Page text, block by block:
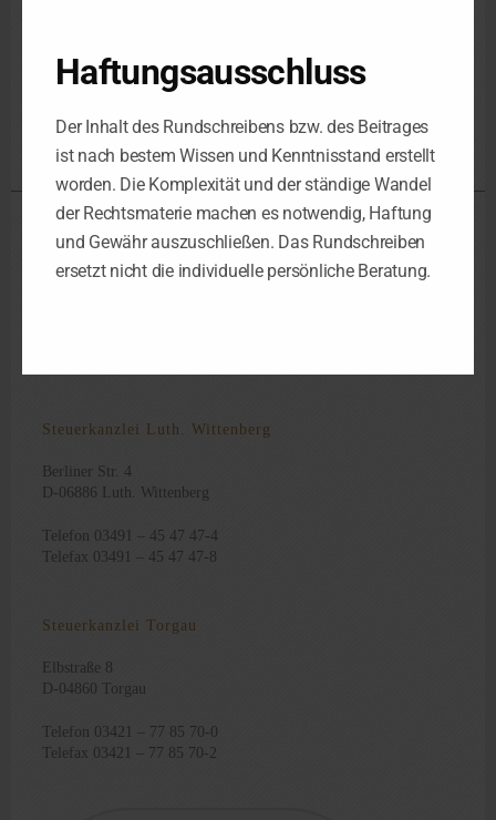
Rundschreiben vom 30.3.2020
Steuerkanzlei Leipzig
Schorlemmerstraße 2
Steuerkanzlei Luth. Wittenberg
Berliner Str. 4
D-06886 Luth. Wittenberg
Telefon 03491 – 45 47 47-4
Telefax 03491 – 45 47 47-8
Steuerkanzlei Torgau
Elbstraße 8
D-04860 Torgau
Telefon 03421 – 77 85 70-0
Telefax 03421 – 77 85 70-2
Haftungsausschluss
Der Inhalt des Rundschreibens bzw. des Beitrages
ist nach bestem Wissen und Kenntnisstand erstellt
worden. Die Komplexität und der ständige Wandel
der Rechtsmaterie machen es notwendig, Haftung
und Gewähr auszuschließen. Das Rundschreiben
ersetzt nicht die individuelle persönliche Beratung.